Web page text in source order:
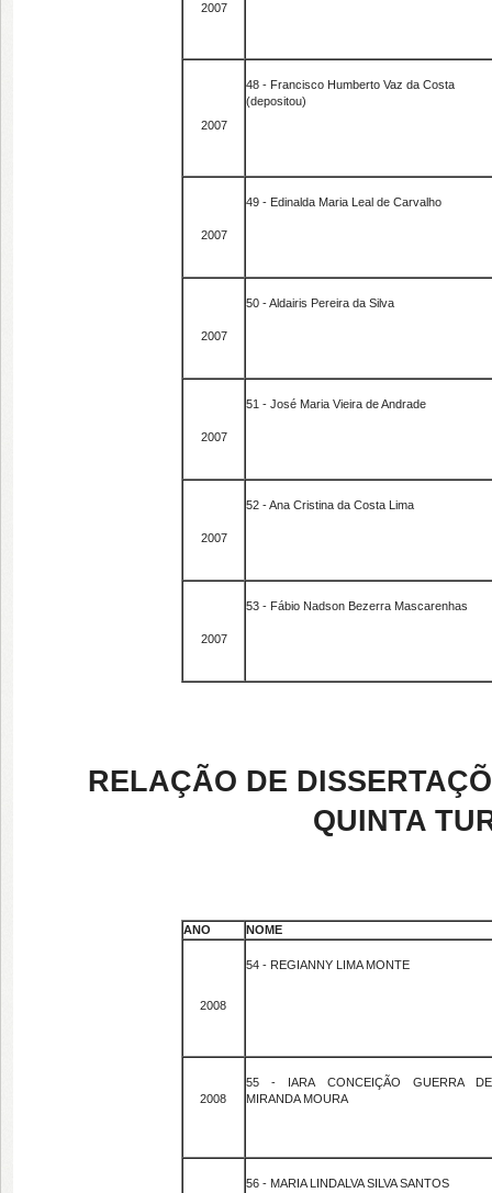
2007
2007
48 - Francisco Humberto Vaz da Costa
(depositou)
2007
49 - Edinalda Maria Leal de Carvalho
2007
50 - Aldairis Pereira da Silva
2007
51 - José Maria Vieira de Andrade
2007
52 - Ana Cristina da Costa Lima
2007
53 - Fábio Nadson Bezerra Mascarenhas
RELAÇÃO DE
QUINTA
ANO NOME
2008
54 - REGIANNY LIMA MONTE
2008
55 - IARA CONCEIÇÃO GUERRA DE
MIRANDA MOURA
56 - MARIA LINDALVA SILVA SANTOS